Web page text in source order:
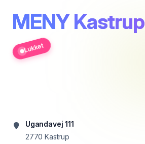
MENY Kastrup
Lukket
Ugandavej 111
2770 Kastrup